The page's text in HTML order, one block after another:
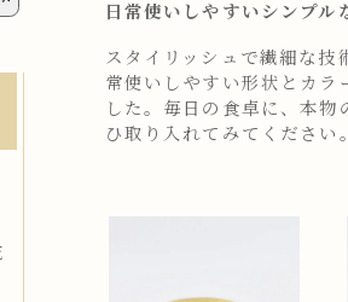
日常使いしやすいシンプル
スタイリッシュで繊細な技
常使いしやすい形状とカラ
した。毎日の食卓に、本物
ひ取り入れてみてください。